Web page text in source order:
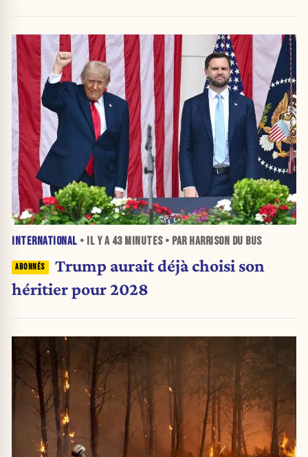
INTERNATIONAL • IL Y A 43 MINUTES• PAR HARRISON DU BUS
Trump aurait déjà choisi son
héritier pour 2028